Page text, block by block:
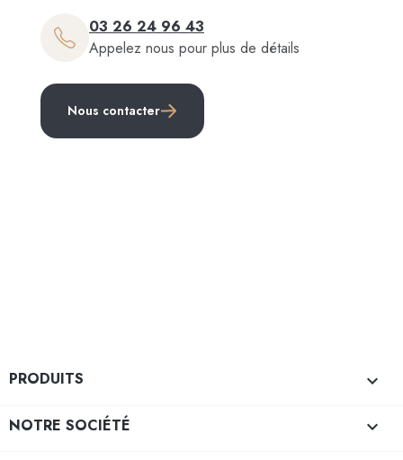
03 26 24 96 43
Appelez nous pour plus de détails
Nous contacter
PRODUITS 
NOTRE SOCIÉTÉ 